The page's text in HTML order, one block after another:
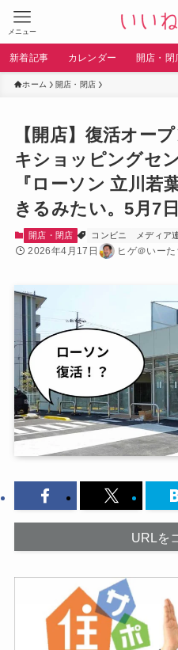
メニュー
新着記事 カレンダー 開店・閉
ホーム 開店・閉店
【開店】復活オー
キショッピングセ
『ローソン 立川若
きるみたい。5月7
開店・閉店 コンビニ メディア
2026年4月17日 ヒゲ＠いーた
URLを